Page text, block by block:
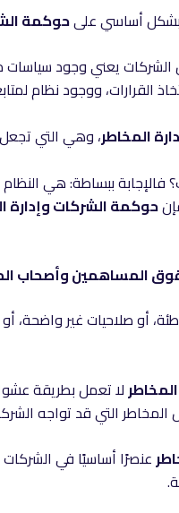
بشكل أساسي علىحوكمة
الشركات يعني وجود سياسات
القرارات، ووجود نظام
المخاطر، وهي التي
ببساطة: هي
حوكمة الشركات وإدارة
المساهمين وأصحاب
أو صلاحيات غير واضحة، أو
لا تعمل بطريقة
التي قد تواجه
عنصرًا أساسيًا في